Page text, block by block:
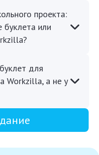
проекта:
буклета или
для
Workzilla, а не у